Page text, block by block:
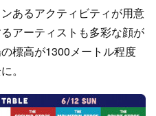
あるアクティビティが用意
アーティストも多彩な顔が
標高が1300メートル程度
。